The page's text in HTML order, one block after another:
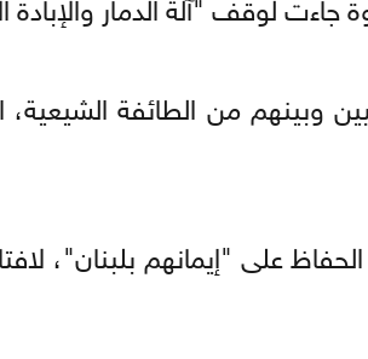
وبينهم من الطائفة الشيعية،
على "إيمانهم بلبنان"،